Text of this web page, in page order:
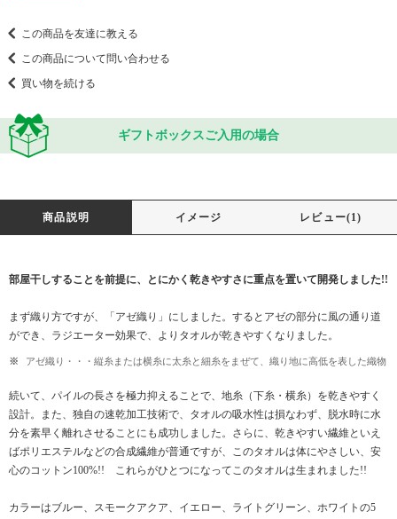
この商品を友達に教える
この商品について問い合わせる
買い物を続ける
ギフトボックスご入用の場合
商品説明 イメージ レビュー(1)
部屋干しすることを前提に、とにかく乾きやすさに重点を置いて開発しました!!
まず織り方ですが、「アゼ織り」にしました。するとアゼの部分に風の通り道
ができ、ラジエーター効果で、よりタオルが乾きやすくなりました。
アゼ織り・・・縦糸または横糸に太糸と細糸をまぜて、織り地に高低を表した織物
続いて、パイルの長さを極力抑えることで、地糸（下糸・横糸）を乾きやすく
設計。また、独自の速乾加工技術で、タオルの吸水性は損なわず、脱水時に水
分を素早く離れさせることにも成功しました。さらに、乾きやすい繊維といえ
ばポリエステルなどの合成繊維が普通ですが、このタオルは体にやさしい、安
心のコットン100%!! これらがひとつになってこのタオルは生まれました!!
カラーはブルー、スモークアクア、イエロー、ライトグリーン、ホワイトの5